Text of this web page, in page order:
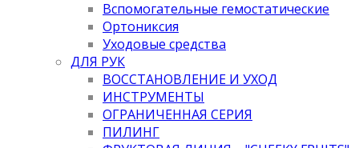
Вспомогательные гемостатические
Ортониксия
Уходовые средства
ДЛЯ РУК
ВОССТАНОВЛЕНИЕ И УХОД
ИНСТРУМЕНТЫ
ОГРАНИЧЕННАЯ СЕРИЯ
ПИЛИНГ